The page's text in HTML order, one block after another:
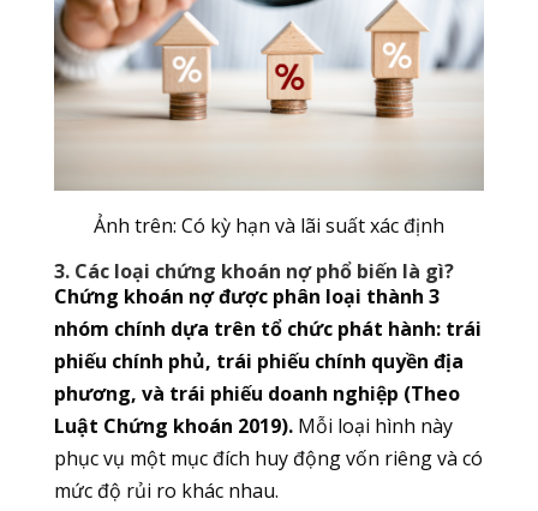
Ảnh trên: Có kỳ hạn và lãi suất xác định
3. Các loại chứng khoán nợ phổ biến là gì?
Chứng khoán nợ được phân loại thành 3
nhóm chính dựa trên tổ chức phát hành: trái
phiếu chính phủ, trái phiếu chính quyền địa
phương, và trái phiếu doanh nghiệp (Theo
Luật Chứng khoán 2019).Mỗi loại hình này
phục vụ một mục đích huy động vốn riêng và có
mức độ rủi ro khác nhau.